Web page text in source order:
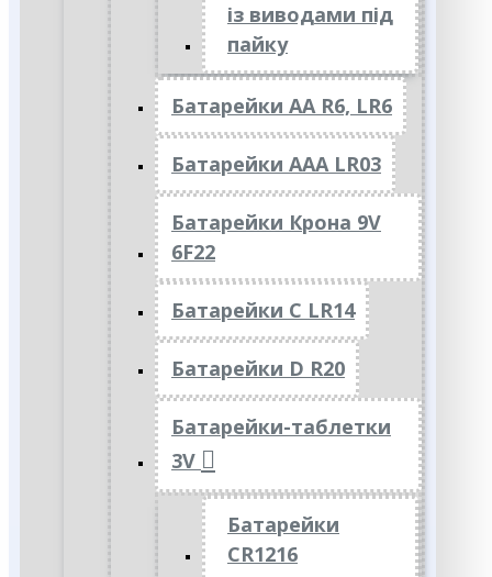
із виводами під
пайку
Батарейки АА R6, LR6
Батарейки АAА LR03
Батарейки Крона 9V
6F22
Батарейки C LR14
Батарейки D R20
Батарейки-таблетки
3V
Батарейки
CR1216